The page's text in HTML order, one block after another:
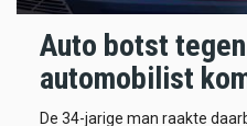
Auto botst
automobilist
De 34-jarige man raakte